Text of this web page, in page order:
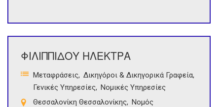
ΦΙΛΙΠΠΙΔΟΥ ΗΛΕΚΤΡΑ
Μεταφράσεις
Δικηγόροι & Δικηγορικά Γραφεία
Γενικές Υπηρεσίες
Νομικές Υπηρεσίες
Θεσσαλονίκη Θεσσαλονίκης
Νομός